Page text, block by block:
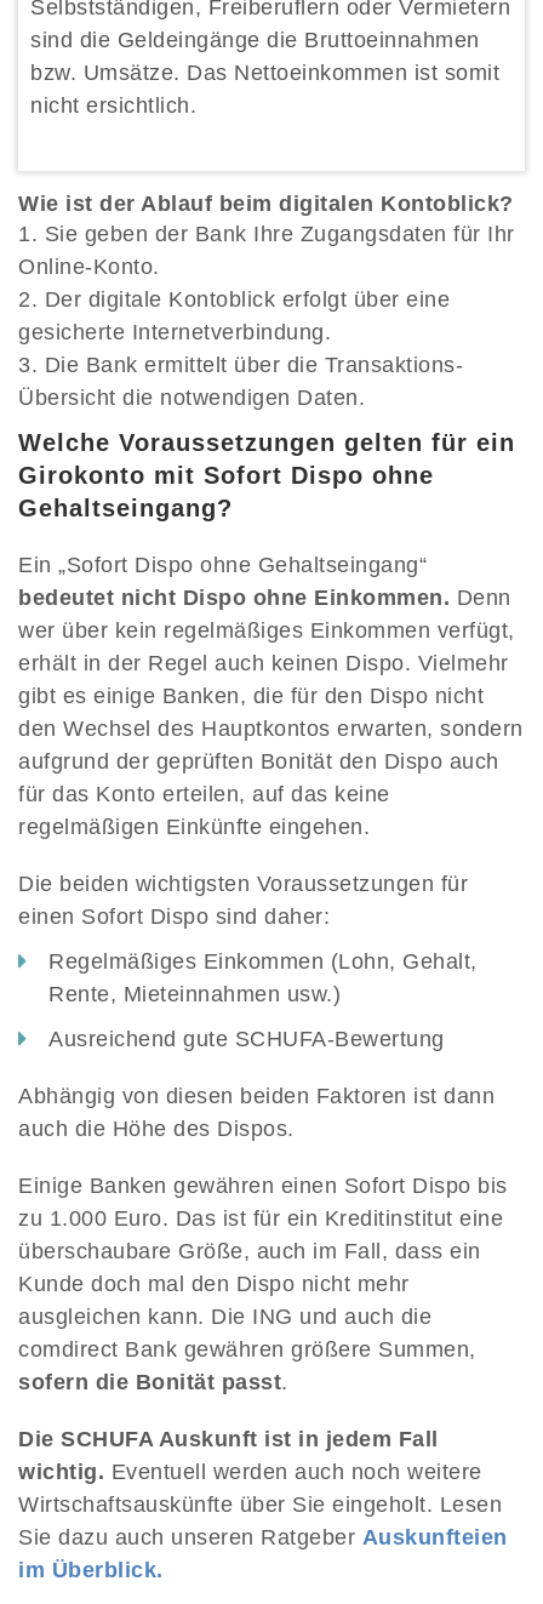
Selbstständigen, Freiberuflern oder Vermietern
sind die Geldeingänge die Bruttoeinnahmen
bzw. Umsätze. Das Nettoeinkommen ist somit
nicht ersichtlich.
Wie ist der Ablauf beim digitalen Kontoblick?
Sie geben der Bank Ihre Zugangsdaten für Ihr
Online-Konto.
Der digitale Kontoblick erfolgt über eine
gesicherte Internetverbindung.
Die Bank ermittelt über die Transaktions-
Übersicht die notwendigen Daten.
Welche Voraussetzungen gelten für ein
Girokonto mit Sofort Dispo ohne
Gehaltseingang?
Ein „Sofort Dispo ohne Gehaltseingang“
bedeutet nicht Dispo ohne Einkommen. Denn
wer über kein regelmäßiges Einkommen verfügt,
erhält in der Regel auch keinen Dispo. Vielmehr
gibt es einige Banken, die für den Dispo nicht
den Wechsel des Hauptkontos erwarten, sondern
aufgrund der geprüften Bonität den Dispo auch
für das Konto erteilen, auf das keine
regelmäßigen Einkünfte eingehen.
Die beiden wichtigsten Voraussetzungen für
einen Sofort Dispo sind daher:
Regelmäßiges Einkommen (Lohn, Gehalt,
Rente, Mieteinnahmen usw.)
Ausreichend gute SCHUFA-Bewertung
Abhängig von diesen beiden Faktoren ist dann
auch die Höhe des Dispos.
Einige Banken gewähren einen Sofort Dispo bis
zu 1.000 Euro. Das ist für ein Kreditinstitut eine
überschaubare Größe, auch im Fall, dass ein
Kunde doch mal den Dispo nicht mehr
ausgleichen kann. Die ING und auch die
comdirect Bank gewähren größere Summen,
sofern die Bonität passt.
Die SCHUFA Auskunft ist in jedem Fall
wichtig. Eventuell werden auch noch weitere
Wirtschaftsauskünfte über Sie eingeholt. Lesen
Sie dazu auch unseren Ratgeber Auskunfteien
im Überblick.